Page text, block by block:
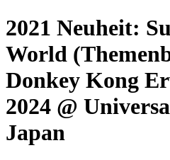
2021 Neuheit:
World
Donkey Kong
2024 @
Japan